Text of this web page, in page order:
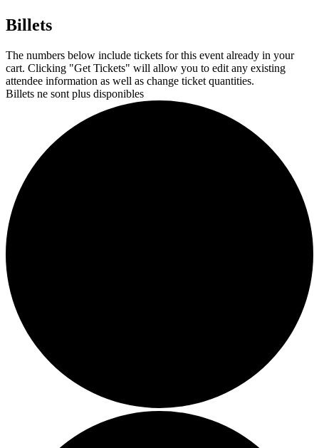
Billets
The numbers below include tickets for this event already in your
cart. Clicking "Get Tickets" will allow you to edit any existing
attendee information as well as change ticket quantities.
Billets ne sont plus disponibles